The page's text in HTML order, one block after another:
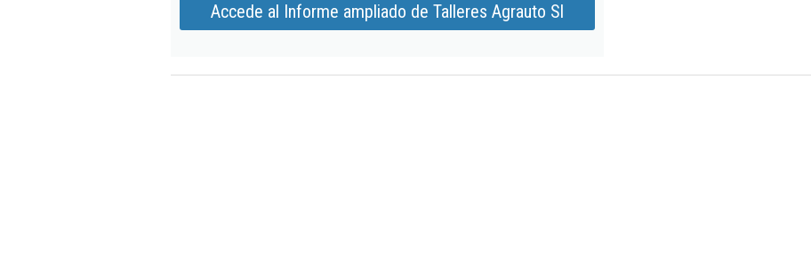
Accede al Informe ampliado de Talleres Agrauto Sl